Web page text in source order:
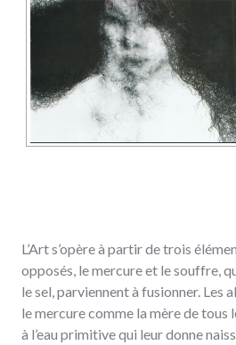
L’Art s’opère à partir de trois
opposés, le mercure et le souffre,
le sel, parviennent à fusionner. Les
le mercure comme la mère de tous
à l’eau primitive qui leur donne